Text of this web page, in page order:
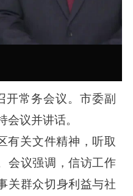
开常务会议。市委副
会议并讲话。
有关文件精神，听取
会议强调，信访工作
关群众切身利益与社